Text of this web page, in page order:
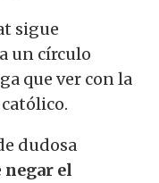
sigue
un círculo
que ver con la
dudosa
negar el